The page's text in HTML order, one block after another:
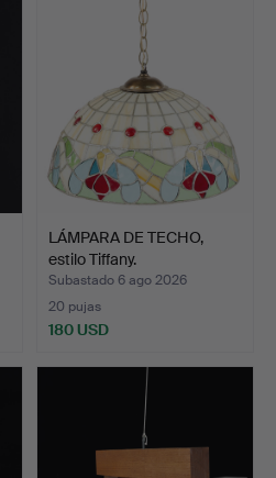
LÁMPARA DE TECHO,
estilo Tiffany.
Subastado 6 ago 2026
20 pujas
180 USD